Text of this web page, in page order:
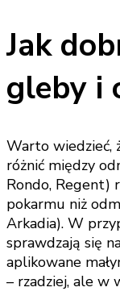
Jak
gleby i
Warto wiedzieć,
różnić między
Rondo, Regent)
pokarmu niż
Arkadia). W
sprawdzają się
aplikowane
– rzadziej, ale w